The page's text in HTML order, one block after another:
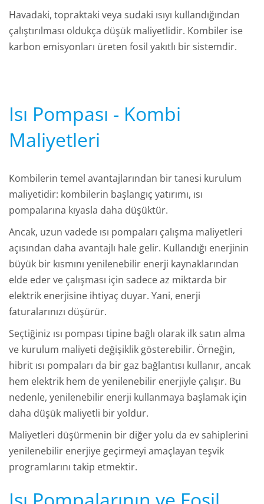
Havadaki, topraktaki veya sudaki ısıyı kullandığından
çalıştırılması oldukça düşük maliyetlidir. Kombiler ise
karbon emisyonları üreten fosil yakıtlı bir sistemdir.
Isı Pompası - Kombi
Maliyetleri
Kombilerin temel avantajlarından bir tanesi kurulum
maliyetidir: kombilerin başlangıç yatırımı, ısı
pompalarına kıyasla daha düşüktür.
Ancak, uzun vadede ısı pompaları çalışma maliyetleri
açısından daha avantajlı hale gelir. Kullandığı enerjinin
büyük bir kısmını yenilenebilir enerji kaynaklarından
elde eder ve çalışması için sadece az miktarda bir
elektrik enerjisine ihtiyaç duyar. Yani, enerji
faturalarınızı düşürür.
Seçtiğiniz ısı pompası tipine bağlı olarak ilk satın alma
ve kurulum maliyeti değişiklik gösterebilir. Örneğin,
hibrit ısı pompaları da bir gaz bağlantısı kullanır, ancak
hem elektrik hem de yenilenebilir enerjiyle çalışır. Bu
nedenle, yenilenebilir enerji kullanmaya başlamak için
daha düşük maliyetli bir yoldur.
Maliyetleri düşürmenin bir diğer yolu da ev sahiplerini
yenilenebilir enerjiye geçirmeyi amaçlayan teşvik
programlarını takip etmektir.